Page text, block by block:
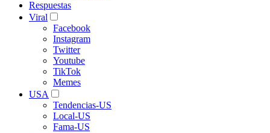
Respuestas
Viral
Facebook
Instagram
Twitter
Youtube
TikTok
Memes
USA
Tendencias-US
Local-US
Fama-US